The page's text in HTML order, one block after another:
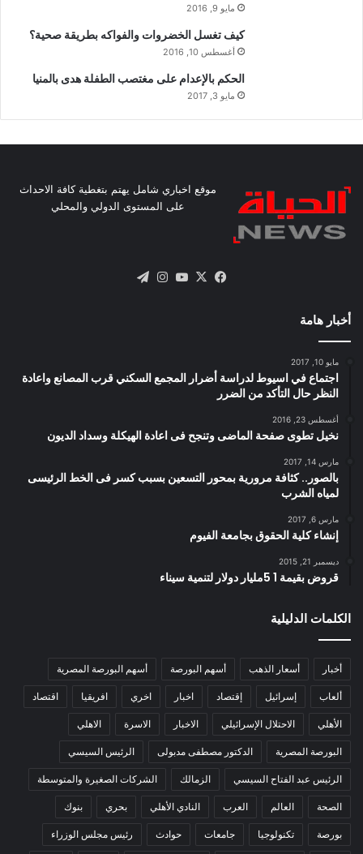
مايو 9, 2016
كيف تغسل الخضروات والفواكه بطريقة صحية؟
أغسطس 10, 2016
الحكم بالإعدام على مغتصب الطفلة هدى بالمنيا
مايو 3, 2017
موقع اخباري شامل يهتم بتغطية كافة الاحداث
على المستوى الدولي والمحلي
فيسبوك
X يوتيوبانستقرام
أخبار هامة
مايو 10, 2017
اجتماع في اسيوط لدراسة أضرار المجمع السكني قرب المصانع واعادة
النظر حال التأكد من الضرر
أغسطس 23, 2016
نخيل تطوى صفحة الماضى وتنجح فى اعادة الهيكلة وسداد الديون
مارس 14, 2017
بالصور.. كثافة مرورية بمحور التسعين بسبب كسر فى الخط الرئيسى
لمياه الشرب
مارس 6, 2017
إنشاء كلية الحقوق بجامعة الفيوم
ديسمبر 21, 2015
قروض بقيمة 1 5مليار دولار لتنمية سيناء
الكلمات الدليلية
أخبار أسعار الذهب أسهم البورصة أسهم البورصة المصرية
ألعاب إسرائيل إقتصاد اخبار اخري افريقيا اقتصاد
الأهلي الاحتلال الإسرائيلي الاخبار الاسرة الاهلي
البورصة المصرية الدكتور مصطفى مدبولى الرئيس السيسي
الرئيس عبد الفتاح السيسي الزمالك الشركات الصغيرة والمتوسطة
الصحة العالم العرب النادي الأهلي بحري بنوك
بورصة تكنولوجيا جامعات حوادث رئيس مجلس الوزراء